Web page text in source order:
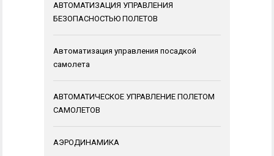
АВТОМАТИЗАЦИЯ УПРАВЛЕНИЯ
БЕЗОПАСНОСТЬЮ ПОЛЕТОВ
Автоматизация управления посадкой
самолета
АВТОМАТИЧЕСКОЕ УПРАВЛЕНИЕ ПОЛЕТОМ
САМОЛЕТОВ
АЭРОДИНАМИКА